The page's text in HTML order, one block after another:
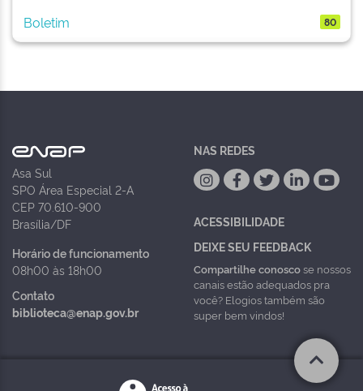
Boletim 80
Asa Sul
SPO Área Especial 2-A
CEP 70.610-900
Brasília/DF
Horário de funcionamento
08h00 às 18h00
Contato
biblioteca@enap.gov.br
NAS REDES
ACESSIBILIDADE
DEIXE SEU FEEDBACK
Compartilhe conoscose nossos
canais estão adequados pra
você? Elogios também são
super bem vindos!